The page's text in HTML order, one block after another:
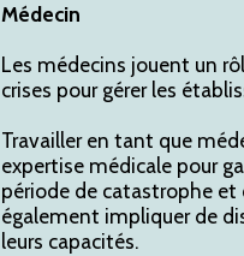
Médecin
Les médecins jouent un
crises pour gérer les
Travailler en tant que
expertise médicale pour
période de catastrophe et
également impliquer de
leurs capacités.